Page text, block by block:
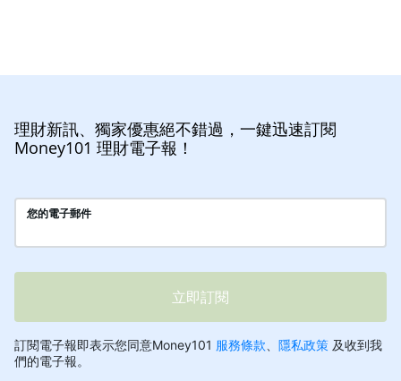
理財新訊、獨家優惠絕不錯過，一鍵迅速訂閱
Money101 理財電子報！